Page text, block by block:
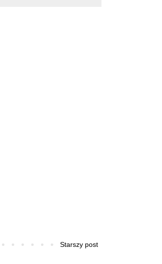
Starszy post